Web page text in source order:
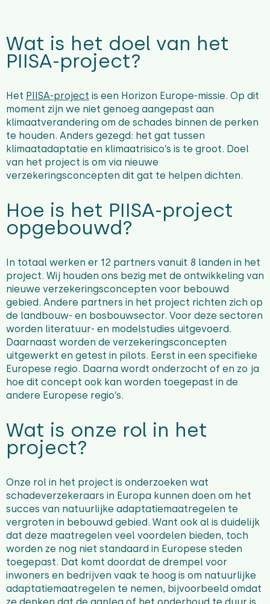
Wat is het doel van het
PIISA-project?
Het PIISA-project is een Horizon Europe-missie. Op dit
moment zijn we niet genoeg aangepast aan
klimaatverandering om de schades binnen de perken
te houden. Anders gezegd: het gat tussen
klimaatadaptatie en klimaatrisico’s is te groot. Doel
van het project is om via nieuwe
verzekeringsconcepten dit gat te helpen dichten.
Hoe is het PIISA-project
opgebouwd?
In totaal werken er 12 partners vanuit 8 landen in het
project. Wij houden ons bezig met de ontwikkeling van
nieuwe verzekeringsconcepten voor bebouwd
gebied. Andere partners in het project richten zich op
de landbouw- en bosbouwsector. Voor deze sectoren
worden literatuur- en modelstudies uitgevoerd.
Daarnaast worden de verzekeringsconcepten
uitgewerkt en getest in pilots. Eerst in een specifieke
Europese regio. Daarna wordt onderzocht of en zo ja
hoe dit concept ook kan worden toegepast in de
andere Europese regio’s.
Wat is onze rol in het
project?
Onze rol in het project is onderzoeken wat
schadeverzekeraars in Europa kunnen doen om het
succes van natuurlijke adaptatiemaatregelen te
vergroten in bebouwd gebied. Want ook al is duidelijk
dat deze maatregelen veel voordelen bieden, toch
worden ze nog niet standaard in Europese steden
toegepast. Dat komt doordat de drempel voor
inwoners en bedrijven vaak te hoog is om natuurlijke
adaptatiemaatregelen te nemen, bijvoorbeeld omdat